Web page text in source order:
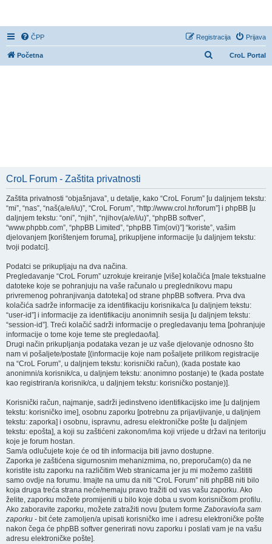
ČPP Prijava
Registracija
CroL Portal
Početna
CroL Forum - Zaštita privatnosti
Zaštita privatnosti “objašnjava”, u detalje, kako “CroL Forum” [u daljnjem tekstu:
“mi”, “nas”, “naš(a/e/i/u)”, “CroL Forum”, “http://www.crol.hr/forum”] i phpBB [u
daljnjem tekstu: “oni”, “njih”, “njihov(a/e/i/u)”, “phpBB softver”,
“www.phpbb.com”, “phpBB Limited”, “phpBB Tim(ovi)”] “koriste”, vašim
djelovanjem [korištenjem foruma], prikupljene informacije [u daljnjem tekstu:
tvoji podatci].
Podatci se prikupljaju na dva načina.
Pregledavanje “CroL Forum” uzrokuje kreiranje [više] kolačića [male tekstualne
datoteke koje se pohranjuju na vaše računalo u preglednikovu mapu
privremenog pohranjivanja datoteka] od strane phpBB softvera. Prva dva
kolačića sadrže informacije za identifikaciju korisnika/ca [u daljnjem tekstu:
“user-id”] i informacije za identifikaciju anonimnih sesija [u daljnjem tekstu:
“session-id”]. Treći kolačić sadrži informacije o pregledavanju tema [pohranjuje
informacije o tome koje teme ste pregledao/la].
Drugi način prikupljanja podataka vezan je uz vaše djelovanje odnosno što
nam vi pošaljete/postate [(informacije koje nam pošaljete prilikom registracije
na “CroL Forum”, u daljnjem tekstu: korisnički račun), (kada postate kao
anonimni/a korisnik/ca, u daljnjem tekstu: anonimno postanje) te (kada postate
kao registriran/a korisnik/ca, u daljnjem tekstu: korisničko postanje)].
Korisnički račun, najmanje, sadrži jedinstveno identifikacijsko ime [u daljnjem
tekstu: korisničko ime], osobnu zaporku [potrebnu za prijavljivanje, u daljnjem
tekstu: zaporka] i osobnu, ispravnu, adresu elektroničke pošte [u daljnjem
tekstu: epošta], a koji su zaštićeni zakonom/ima koji vrijede u državi na teritoriju
koje je forum hostan.
Sam/a odlučujete koje će od tih informacija biti javno dostupne.
Zaporka je zaštićena sigurnosnim mehanizmima, no, preporučam(o) da ne
koristite istu zaporku na različitim Web stranicama jer ju mi možemo zaštititi
samo ovdje na forumu. Imajte na umu da niti “CroL Forum” niti phpBB niti bilo
koja druga treća strana neće/nemaju pravo tražiti od vas vašu zaporku. Ako
želite, zaporku možete promijeniti u bilo koje doba u svom korisničkom profilu.
Ako zaboravite zaporku, možete zatražiti novu [putem formeZaboravio/la sam
zaporku - bit ćete zamoljen/a upisati korisničko ime i adresu elektroničke pošte
nakon čega će phpBB softver generirati novu zaporku i poslati vam je na vašu
adresu elektroničke pošte].